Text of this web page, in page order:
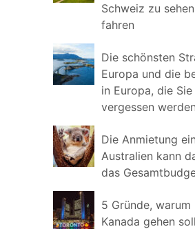
Schweiz zu
fahren
Die schönsten
Europa und die
in Europa, die Sie
vergessen werden
Die Anmietung
Australien kann
das
5 Gründe, warum
Kanada gehen